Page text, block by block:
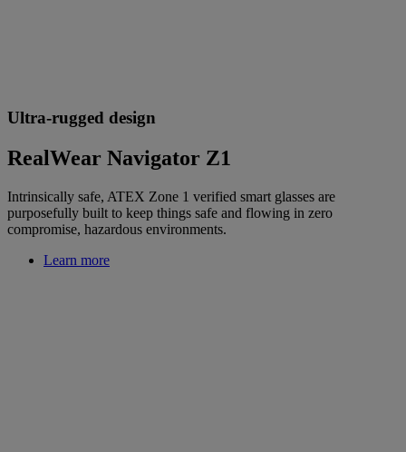
Ultra-rugged design
RealWear Navigator Z1
Intrinsically safe, ATEX Zone 1 verified smart glasses are
purposefully built to keep things safe and flowing in zero
compromise, hazardous environments.
Learn more